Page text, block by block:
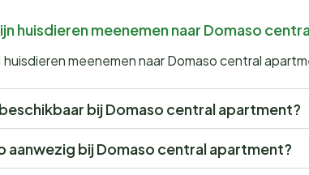
huisdieren meenemen naar Domaso
huisdieren meenemen naar Domaso central
bij Domaso central apartment?
aanwezig bij Domaso central apartment?